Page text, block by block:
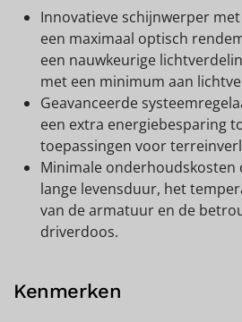
Innovatieve schijnwerper
een maximaal optisch
een nauwkeurige
met een minimum aan
Geavanceerde
een extra energiebesparing
toepassingen voor
Minimale onderhoudskosten
lange levensduur, het
van de armatuur en de
driverdoos.
Kenmerken